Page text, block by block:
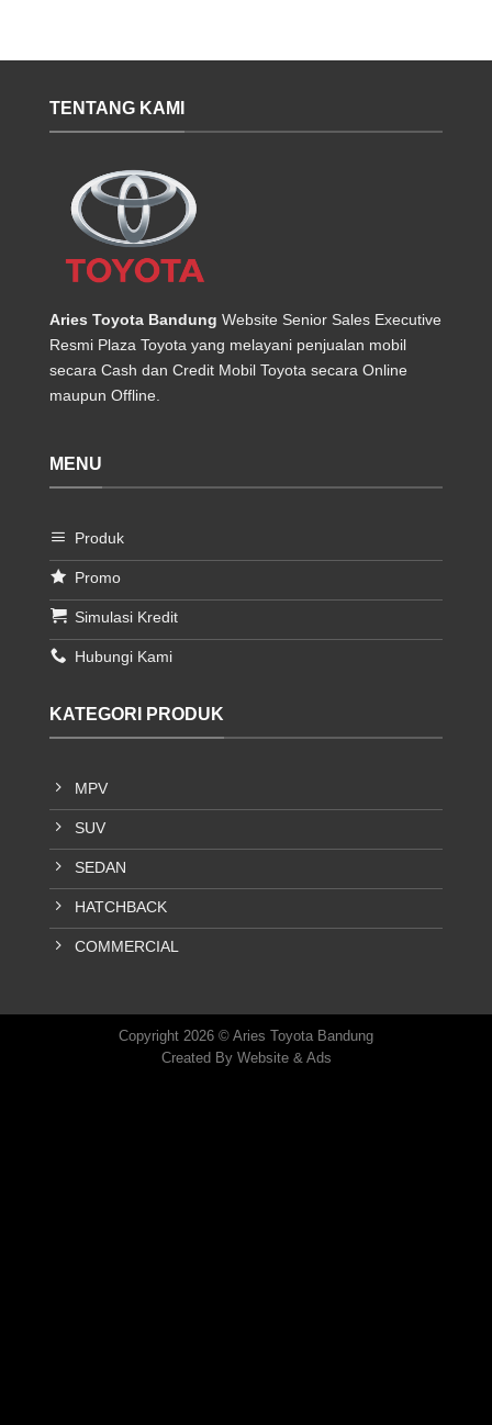
TENTANG KAMI
Aries Toyota Bandung Website Senior Sales Executive
Resmi Plaza Toyota yang melayani penjualan mobil
secara Cash dan Credit Mobil Toyota secara Online
maupun Offline.
MENU
Produk
Promo
Simulasi Kredit
Hubungi Kami
KATEGORI PRODUK
MPV
SUV
SEDAN
HATCHBACK
COMMERCIAL
Copyright 2026 © Aries Toyota Bandung
Created By Website & Ads